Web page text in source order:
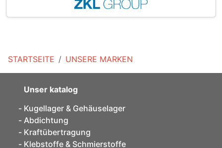
STARTSEITE UNSERE MARKEN
Unser katalog
Kugellager & Gehäuselager
Abdichtung
Kraftübertragung
Klebstoffe & Schmierstoffe